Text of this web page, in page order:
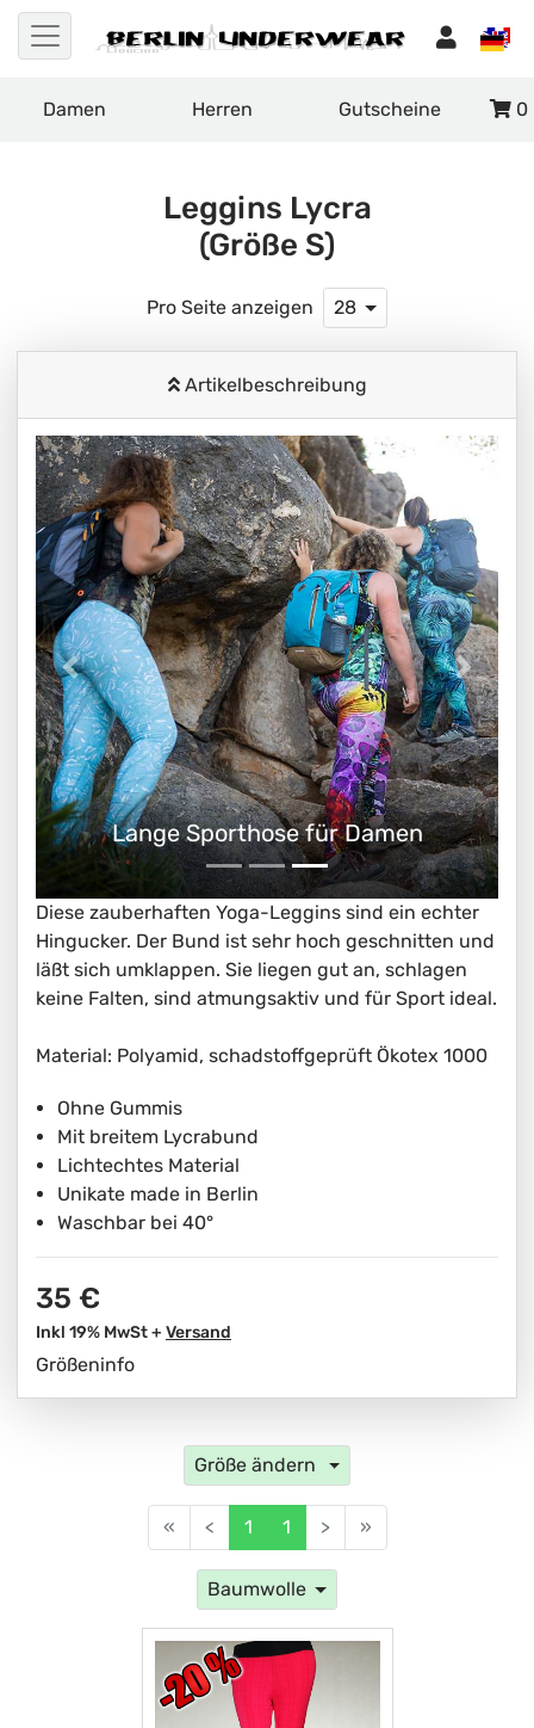
Damen Herren Gutscheine 0
Leggins Lycra
(Größe S)
Pro Seite anzeigen 28
Artikelbeschreibung
Lange Sporthose für Damen
Diese zauberhaften Yoga-Leggins sind ein echter
Hingucker. Der Bund ist sehr hoch geschnitten und
läßt sich umklappen. Sie liegen gut an, schlagen
keine Falten, sind atmungsaktiv und für Sport ideal.
Material: Polyamid, schadstoffgeprüft Ökotex 1000
Ohne Gummis
Mit breitem Lycrabund
Lichtechtes Material
Unikate made in Berlin
Waschbar bei 40°
35 €
Inkl 19% MwSt + Versand
Größeninfo
Größe ändern
« < 1 1 > »
Baumwolle